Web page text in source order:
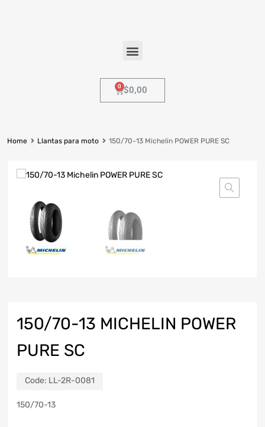
$0,00
Home Llantas para moto 150/70-13 Michelin POWER PURE SC
150/70-13 MICHELIN POWER
PURE SC
Code: LL-2R-0081
150/70-13